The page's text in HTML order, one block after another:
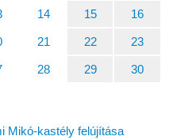
14 15 16
21 22 23
28 29 30
Mikó-kastély felújítása